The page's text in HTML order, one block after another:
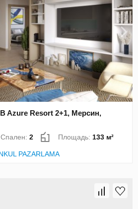
Azure Resort 2+1, Мерсин,
Спален:2 Площадь: 133 м²
PAZARLAMA